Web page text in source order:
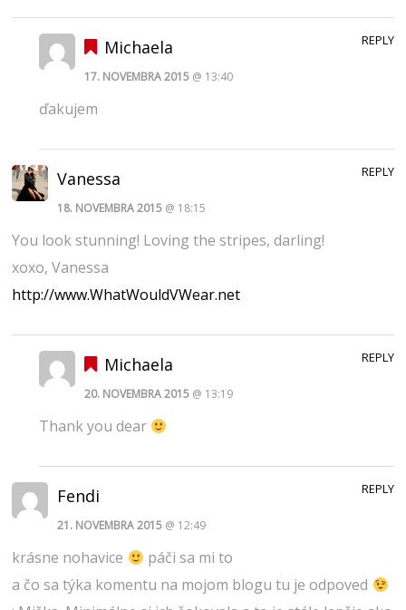
Michaela
17. NOVEMBRA 2015@ 13:40
ďakujem
REPLY
Vanessa
18. NOVEMBRA 2015 @ 18:15
You look stunning! Loving the stripes, darling!
xoxo, Vanessa
http://www.WhatWouldVWear.net
REPLY
Michaela
20. NOVEMBRA 2015@ 13:19
Thank you dear
REPLY
Fendi
21. NOVEMBRA 2015 @ 12:49
krásne nohavice
páči sa mi to
a čo sa týka komentu na mojom blogu tu je odpoved
REPLY